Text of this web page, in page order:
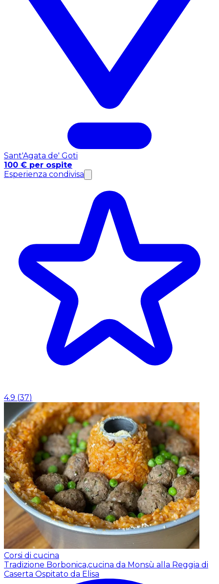
Sant'Agata de' Goti
100 € per ospite
Esperienza condivisa
4.9 (37)
Corsi di cucina
Tradizione Borbonica,cucina da Monsù alla Reggia di
Caserta Ospitato da Elisa